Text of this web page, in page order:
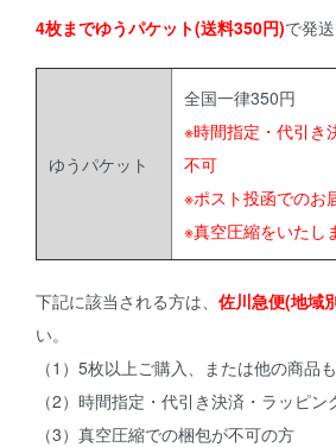
4枚までゆうパケット(送料350円)で発
ゆうパケット
全国一律350円
※時間指定・代引き
不可
※ポスト投函でのお
※真空圧縮をいたし
下記に該当される方は、 佐川急便(地域
い。
（1）5枚以上ご購入、または他の商品
（2）時間指定・代引き決済・ラッピ
（3）真空圧縮での梱包が不可の方